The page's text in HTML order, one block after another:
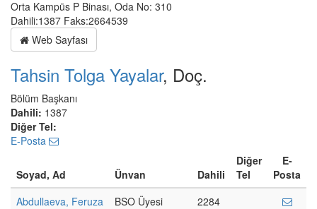
Orta Kampüs P Binası, Oda No: 310
Dahili:1387 Faks:2664539
Web Sayfası
Tahsin Tolga Yayalar, Doç.
Bölüm Başkanı
Dahili: 1387
Diğer Tel:
E-Posta
Soyad, Ad Ünvan Dahili
Diğer
Tel
E-
Posta
Abdullaeva, Feruza
BSO Üyesi
2284